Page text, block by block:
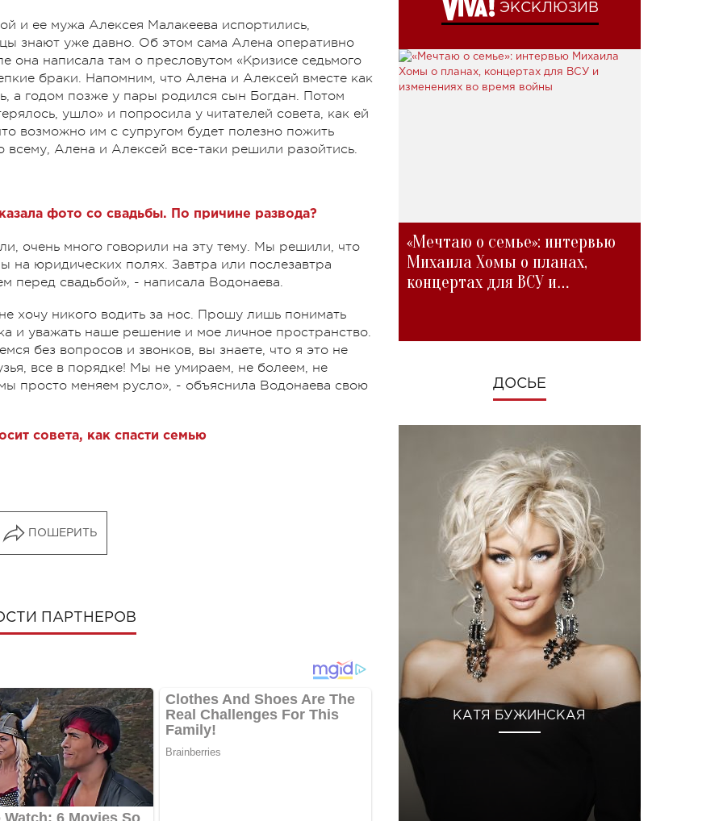
и ее мужа Алексея Малакеева испортились,
знают уже давно. Об этом сама Алена оперативно
она написала там о пресловутом «Кризисе седьмого
браки. Напомним, что Алена и Алексей вместе как
а годом позже у пары родился сын Богдан. Потом
ушло» и попросила у читателей совета, как ей
возможно им с супругом будет полезно пожить
Алена и Алексей все-таки решили разойтись.
фото со свадьбы. По причине развода?
очень много говорили на эту тему. Мы решили, что
юридических полях. Завтра или послезавтра
перед свадьбой», - написала Водонаева.
хочу никого водить за нос. Прошу лишь понимать
и уважать наше решение и мое личное пространство.
без вопросов и звонков, вы знаете, что я это не
все в порядке! Мы не умираем, не болеем, не
просто меняем русло», - объяснила Водонаева свою
совета, как спасти семью
ПОШЕРИТЬ
ПАРТНЕРОВ
ЭКСКЛЮЗИВ
«Мечтаю о семье»: интервью
Михаила Хомы о планах,
концертах для ВСУ и
ДОСЬЕ
КАТЯ БУЖИНСКАЯ